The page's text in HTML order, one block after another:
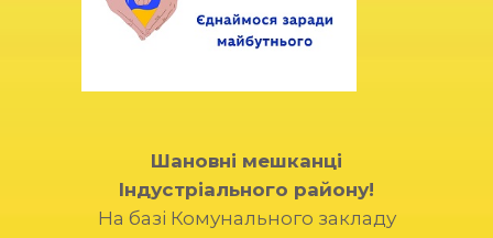
Шановні мешканці
Індустріального району!
На базі Комунального закладу